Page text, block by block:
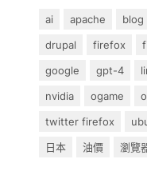
ai apache blog
drupal
firefox
google
gpt-4
nvidia
ogame
twitter firefox
日本
油價 瀏覽